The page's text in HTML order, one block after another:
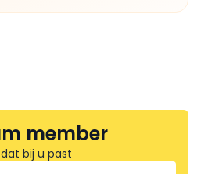
member
bij u past